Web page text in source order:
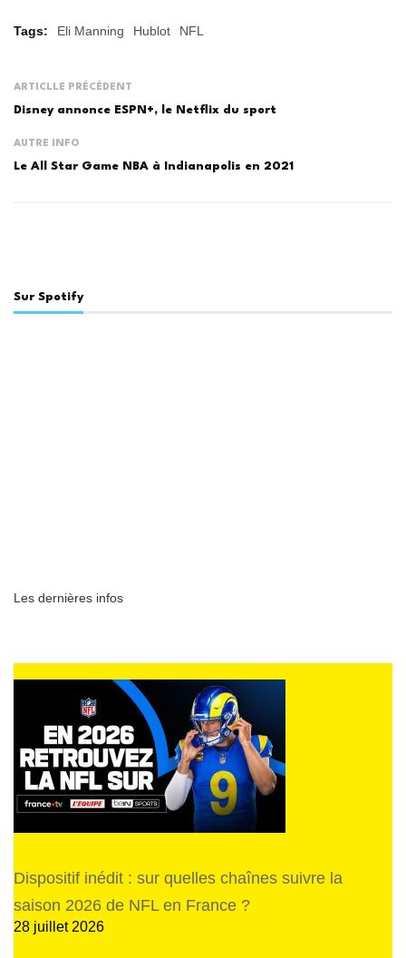
Tags: Eli Manning Hublot NFL
ARTICLLE PRÉCÉDENT
Disney annonce ESPN+, le Netflix du sport
AUTRE INFO
Le All Star Game NBA à Indianapolis en 2021
Sur Spotify
Les dernières infos
Dispositif inédit : sur quelles chaînes suivre la
saison 2026 de NFL en France ?
28 juillet 2026